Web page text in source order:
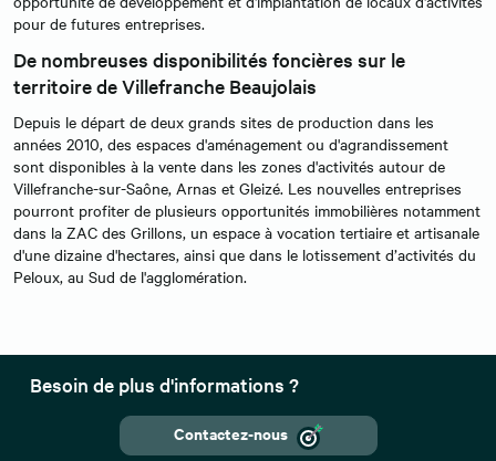
pour de futures entreprises.
De nombreuses disponibilités foncières sur le
territoire de Villefranche Beaujolais
Depuis le départ de deux grands sites de production dans les
années 2010, des espaces d'aménagement ou d'agrandissement
sont disponibles à la vente dans les zones d'activités autour de
Villefranche-sur-Saône, Arnas et Gleizé. Les nouvelles entreprises
pourront profiter de plusieurs opportunités immobilières notamment
dans la ZAC des Grillons, un espace à vocation tertiaire et artisanale
d'une dizaine d'hectares, ainsi que dans le lotissement d’activités du
Peloux, au Sud de l'agglomération.
Besoin de plus d'informations ?
Contactez-nous